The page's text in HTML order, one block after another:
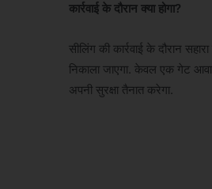
कार्रवाई के दौरान क्या होगा?
सीलिंग की कार्रवाई के दौरान
निकाला जाएगा. केवल एक गेट
अपनी सुरक्षा तैनात करेगा.